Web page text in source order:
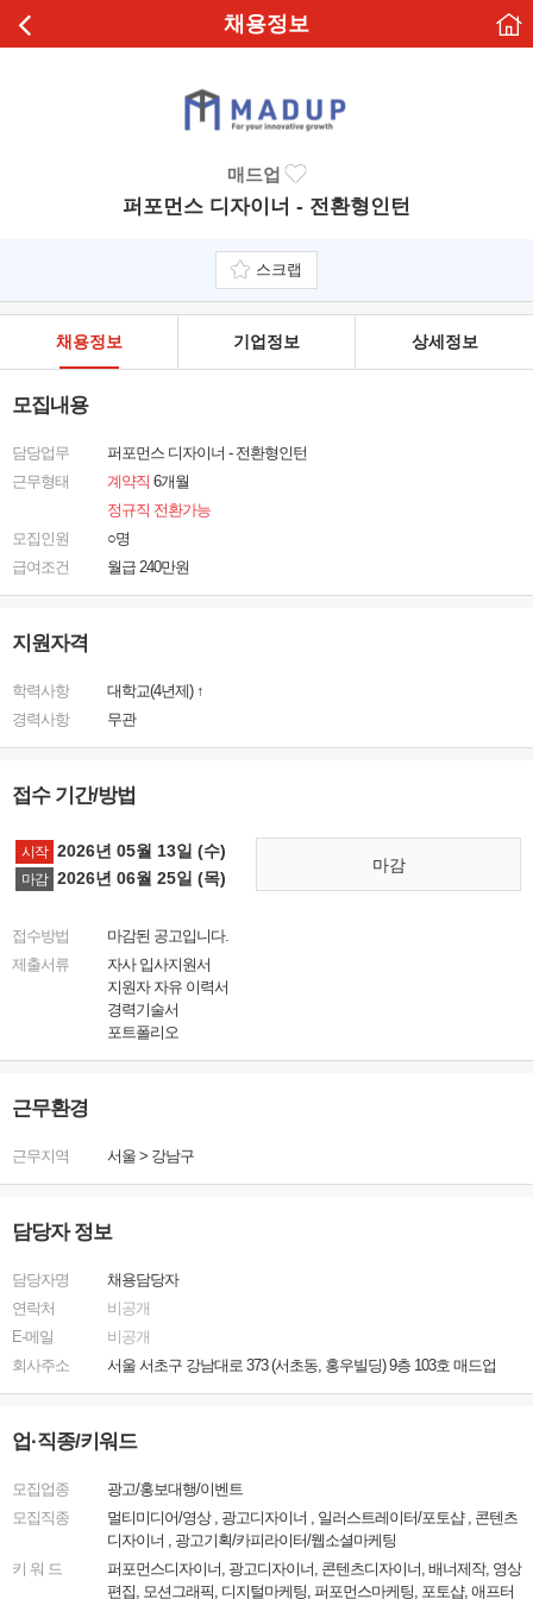
채용정보
매드업
퍼포먼스 디자이너 - 전환형인턴
스크랩
채용정보 기업정보 상세정보
모집내용
담당업무
퍼포먼스 디자이너 - 전환형인턴
근무형태
계약직 6개월
정규직 전환가능
모집인원
○명
급여조건
월급 240만원
지원자격
학력사항
대학교(4년제) ↑
경력사항
무관
접수 기간/방법
시작 2026년 05월 13일 (수)
마감 2026년 06월 25일 (목)
마감
접수방법
마감된 공고입니다.
제출서류
자사 입사지원서
지원자 자유 이력서
경력기술서
포트폴리오
근무환경
근무지역 서울 > 강남구
담당자 정보
담당자명
채용담당자
연락처
비공개
E-메일
비공개
회사주소
서울 서초구 강남대로 373 (서초동, 홍우빌딩) 9층 103호 매드업
업·직종/키워드
모집업종
광고/홍보대행/이벤트
모집직종
멀티미디어/영상 , 광고디자이너 , 일러스트레이터/포토샵 , 콘텐츠
디자이너 , 광고기획/카피라이터/웹소셜마케팅
키 워 드
퍼포먼스디자이너, 광고디자이너, 콘텐츠디자이너, 배너제작, 영상
편집, 모션그래픽, 디지털마케팅, 퍼포먼스마케팅, 포토샵, 애프터